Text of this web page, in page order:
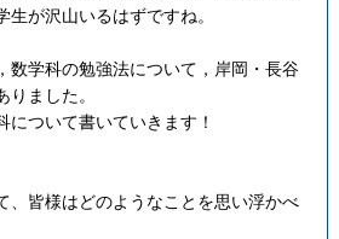
が沢山いるはずですね。
数学科の勉強法について，岸岡・長谷
りました。
について書いていきます！
、皆様はどのようなことを思い浮かべ